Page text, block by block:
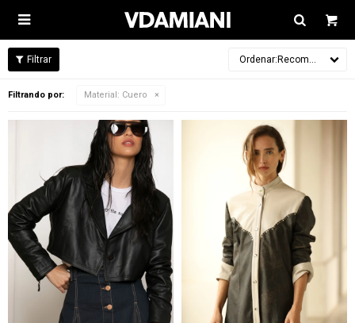

Recomendados
Filtrando por: Material: Cuero